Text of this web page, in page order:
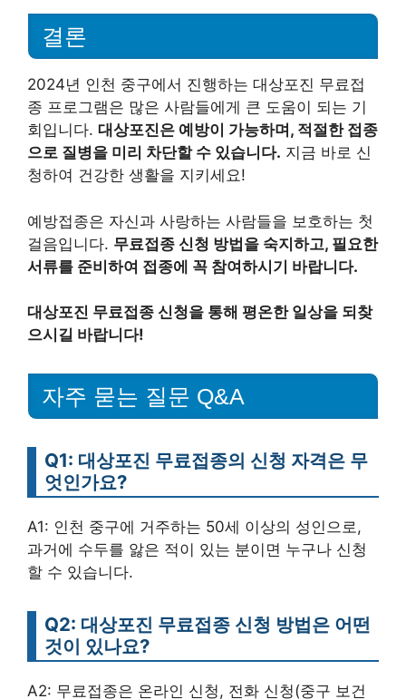
결론
2024년 인천 중구에서 진행하는 대상포진 무료접
종 프로그램은 많은 사람들에게 큰 도움이 되는 기
회입니다. 대상포진은 예방이 가능하며, 적절한 접종
으로 질병을 미리 차단할 수 있습니다. 지금 바로 신
청하여 건강한 생활을 지키세요!
예방접종은 자신과 사랑하는 사람들을 보호하는 첫
걸음입니다. 무료접종 신청 방법을 숙지하고, 필요한
서류를 준비하여 접종에 꼭 참여하시기 바랍니다.
대상포진 무료접종 신청을 통해 평온한 일상을 되찾
으시길 바랍니다!
자주 묻는 질문 Q&A
Q1: 대상포진 무료접종의 신청 자격은 무
엇인가요?
A1: 인천 중구에 거주하는 50세 이상의 성인으로,
과거에 수두를 앓은 적이 있는 분이면 누구나 신청
할 수 있습니다.
Q2: 대상포진 무료접종 신청 방법은 어떤
것이 있나요?
A2: 무료접종은 온라인 신청, 전화 신청(중구 보건